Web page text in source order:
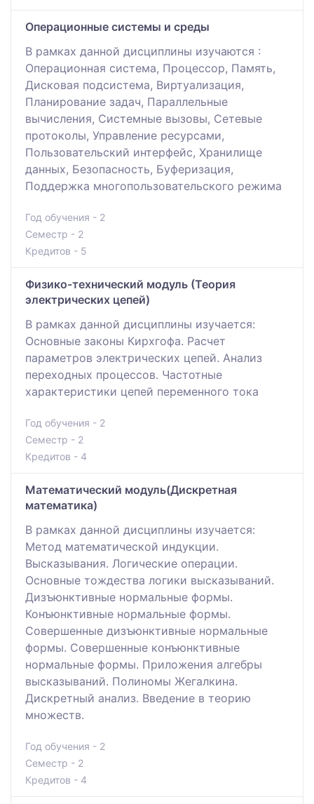
Операционные системы и среды
В рамках данной дисциплины изучаются :
Операционная система, Процессор, Память,
Дисковая подсистема, Виртуализация,
Планирование задач, Параллельные
вычисления, Системные вызовы, Сетевые
протоколы, Управление ресурсами,
Пользовательский интерфейс, Хранилище
данных, Безопасность, Буферизация,
Поддержка многопользовательского режима
Год обучения - 2
Семестр - 2
Кредитов - 5
Физико-технический модуль (Теория
электрических цепей)
В рамках данной дисциплины изучается:
Основные законы Кирхгофа. Расчет
параметров электрических цепей. Анализ
переходных процессов. Частотные
характеристики цепей переменного тока
Год обучения - 2
Семестр - 2
Кредитов - 4
Математический модуль(Дискретная
математика)
В рамках данной дисциплины изучается:
Метод математической индукции.
Высказывания. Логические операции.
Основные тождества логики высказываний.
Дизъюнктивные нормальные формы.
Конъюнктивные нормальные формы.
Совершенные дизъюнктивные нормальные
формы. Совершенные конъюнктивные
нормальные формы. Приложения алгебры
высказываний. Полиномы Жегалкина.
Дискретный анализ. Введение в теорию
множеств.
Год обучения - 2
Семестр - 2
Кредитов - 4